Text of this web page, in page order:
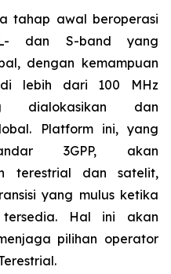
tahap awal beroperasi
dan S-band yang
dengan kemampuan
lebih dari 100 MHz
dialokasikan dan
Platform ini, yang
3GPP, akan
terestrial dan satelit,
yang mulus ketika
Hal ini akan
pilihan operator